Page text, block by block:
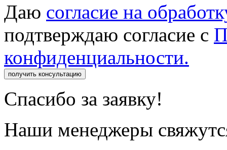
Даю согласие на
подтверждаю согласие с
конфиденциальности.
получить консультацию
Спасибо за заявку!
Наши менеджеры